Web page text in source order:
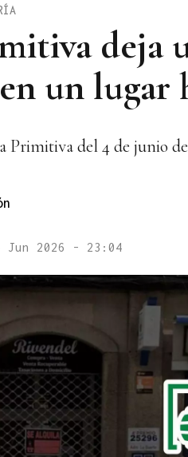
deja
un lugar
Primitiva del 4 de junio
Jun 2026 - 23:04